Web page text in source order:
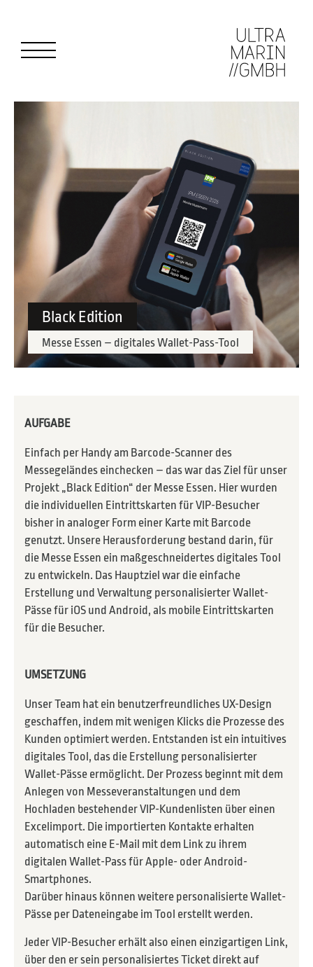
Black Edition
Messe Essen – digitales Wallet-Pass-Tool
AUFGABE
Einfach per Handy am Barcode-Scanner des
Messegeländes einchecken – das war das Ziel für unser
Projekt „Black Edition“ der Messe Essen. Hier wurden
die individuellen Eintrittskarten für VIP-Besucher
bisher in analoger Form einer Karte mit Barcode
genutzt. Unsere Herausforderung bestand darin, für
die Messe Essen ein maßgeschneidertes digitales Tool
zu entwickeln. Das Hauptziel war die einfache
Erstellung und Verwaltung personalisierter Wallet-
Pässe für iOS und Android, als mobile Eintrittskarten
für die Besucher.
UMSETZUNG
Unser Team hat ein benutzerfreundliches UX-Design
geschaffen, indem mit wenigen Klicks die Prozesse des
Kunden optimiert werden. Entstanden ist ein intuitives
digitales Tool, das die Erstellung personalisierter
Wallet-Pässe ermöglicht. Der Prozess beginnt mit dem
Anlegen von Messeveranstaltungen und dem
Hochladen bestehender VIP-Kundenlisten über einen
Excelimport. Die importierten Kontakte erhalten
automatisch eine E-Mail mit dem Link zu ihrem
digitalen Wallet-Pass für Apple- oder Android-
Smartphones.
Darüber hinaus können weitere personalisierte Wallet-
Pässe per Dateneingabe im Tool erstellt werden.
Jeder VIP-Besucher erhält also einen einzigartigen Link,
über den er sein personalisiertes Ticket direkt auf